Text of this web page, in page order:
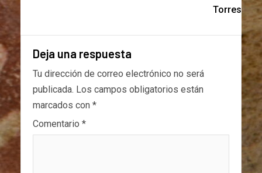
Torres
Deja una respuesta
Tu dirección de correo electrónico no será
publicada. Los campos obligatorios están
marcados con *
Comentario *